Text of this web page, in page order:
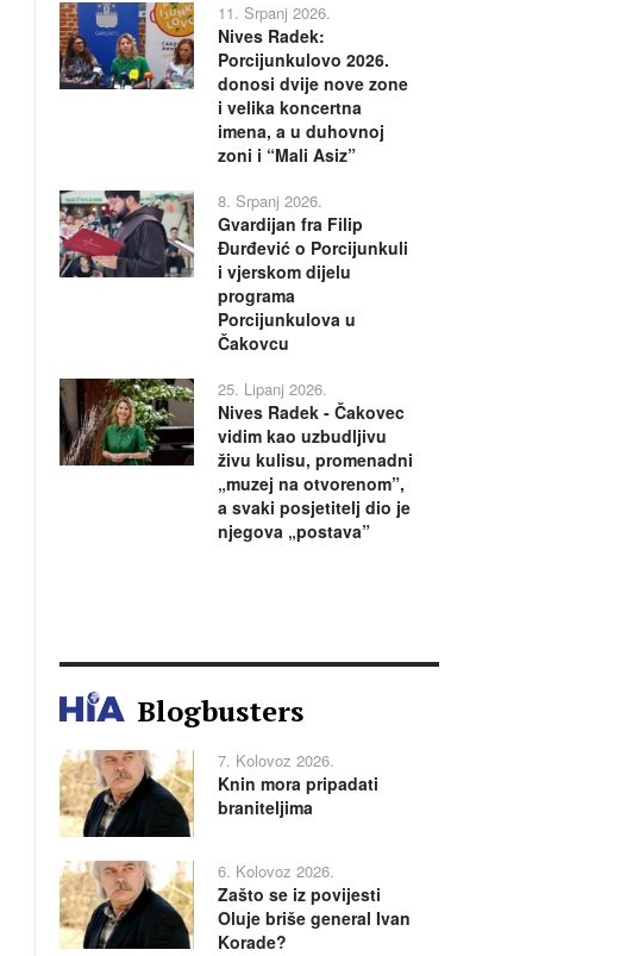
11. Srpanj 2026.
Nives Radek:
Porcijunkulovo 2026.
donosi dvije nove zone
i velika koncertna
imena, a u duhovnoj
zoni i “Mali Asiz”
8. Srpanj 2026.
Gvardijan fra Filip
Đurđević o Porcijunkuli
i vjerskom dijelu
programa
Porcijunkulova u
Čakovcu
25. Lipanj 2026.
Nives Radek - Čakovec
vidim kao uzbudljivu
živu kulisu, promenadni
„muzej na otvorenom”,
a svaki posjetitelj dio je
njegova „postava”
Blogbusters
7. Kolovoz 2026.
Knin mora pripadati
braniteljima
6. Kolovoz 2026.
Zašto se iz povijesti
Oluje briše general Ivan
Korade?